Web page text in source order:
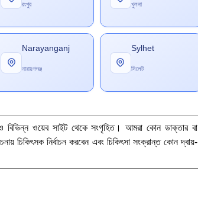
রংপুর খুলনা
Narayanganj
নারায়ণগঞ্জ
Sylhet
সিলেট
বিভিন্ন ওয়েব সাইট থেকে সংগৃহিত। আমরা কোন ডাক্তার বা
চিকিৎসক নির্বাচন করবেন এবং চিকিৎসা সংক্রান্ত কোন দ্বায়-